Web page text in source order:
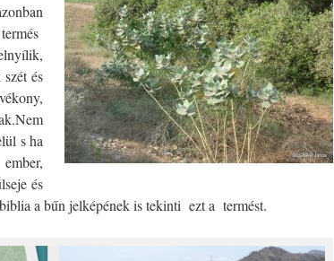
és
s ha
és
a bűn jelképének is tekinti ezt a termést.